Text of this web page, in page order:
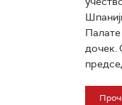
Палате
дочек.